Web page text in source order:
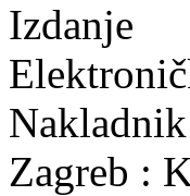
Izdanje
Nakladnik
Zagreb :